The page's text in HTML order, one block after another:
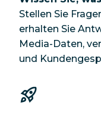
Stellen Sie
erhalten Sie
Media-Daten,
und